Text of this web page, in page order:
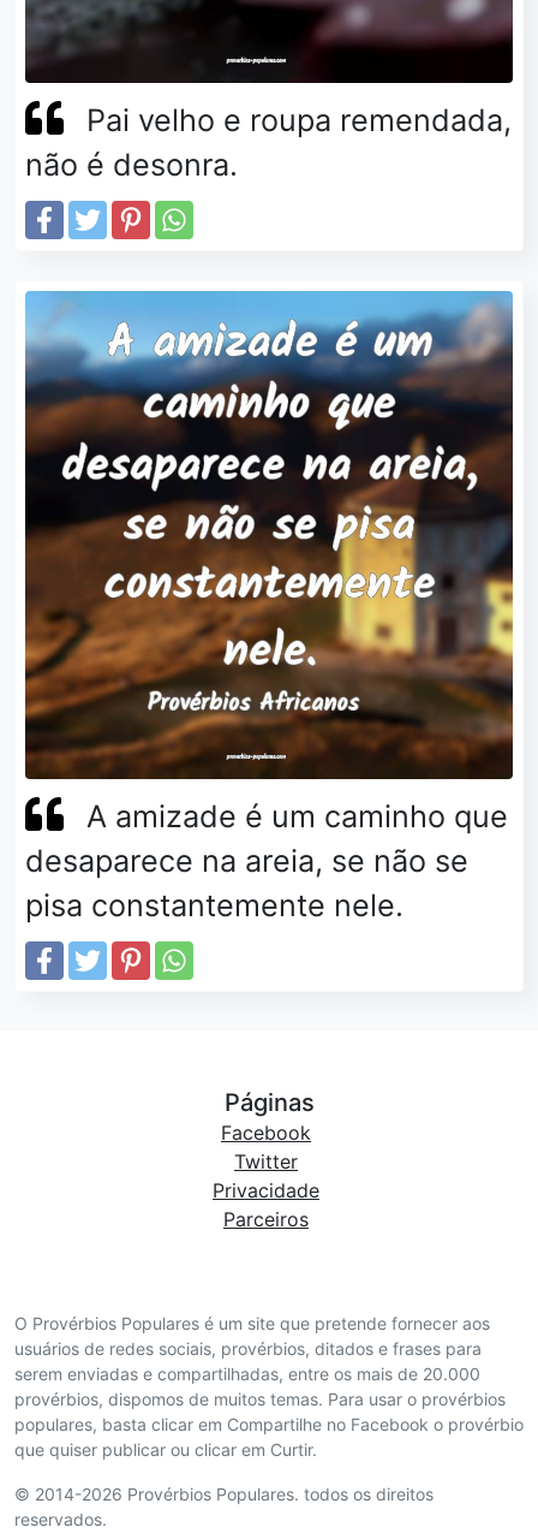
Pai velho e roupa remendada,
não é desonra.
A amizade é um caminho que
desaparece na areia, se não se
pisa constantemente nele.
O Provérbios Populares é um site que pretende fornecer aos
usuários de redes sociais, provérbios, ditados e frases para
serem enviadas e compartilhadas, entre os mais de 20.000
provérbios, dispomos de muitos temas. Para usar o provérbios
populares, basta clicar em Compartilhe no Facebook o provérbio
que quiser publicar ou clicar em Curtir.
© 2014-2026 Provérbios Populares. todos os direitos
reservados.
Páginas
Facebook
Twitter
Privacidade
Parceiros